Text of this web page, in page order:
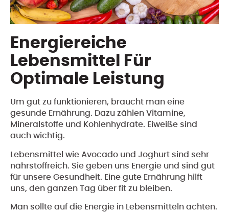
Energiereiche
Lebensmittel Für
Optimale Leistung
Um gut zu funktionieren, braucht man eine
gesunde Ernährung. Dazu zählen Vitamine,
Mineralstoffe und Kohlenhydrate. Eiweiße sind
auch wichtig.
Lebensmittel wie Avocado und Joghurt sind sehr
nährstoffreich. Sie geben uns Energie und sind gut
für unsere Gesundheit. Eine gute Ernährung hilft
uns, den ganzen Tag über fit zu bleiben.
Man sollte auf die Energie in Lebensmitteln achten.